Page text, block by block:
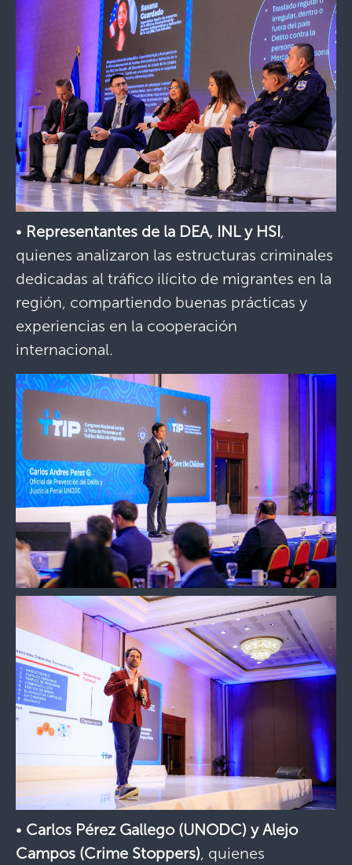
• Representantes de la DEA, INL y HSI,
quienes analizaron las estructuras criminales
dedicadas al tráfico ilícito de migrantes en la
región, compartiendo buenas prácticas y
experiencias en la cooperación
internacional.
• Carlos Pérez Gallego (UNODC) y Alejo
Campos (Crime Stoppers), quienes